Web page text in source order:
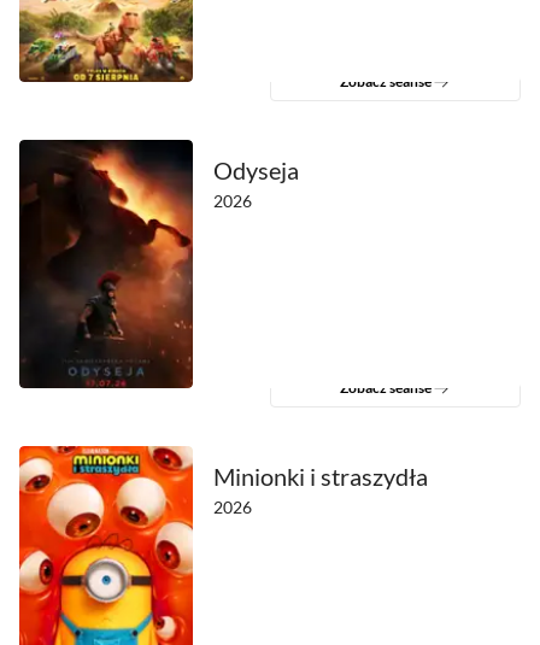
Zobacz seanse
Odyseja
2026
Zobacz seanse
Minionki i straszydła
2026